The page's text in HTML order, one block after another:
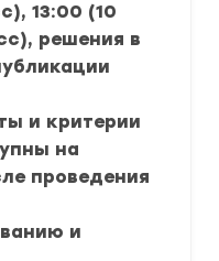
13:00 (10
решения в
и критерии
на
проведения
и